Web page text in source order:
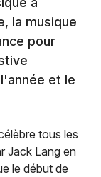
la musique
pour
et le
tous les
Jack Lang en
le début de